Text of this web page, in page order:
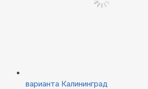
варианта Калининград